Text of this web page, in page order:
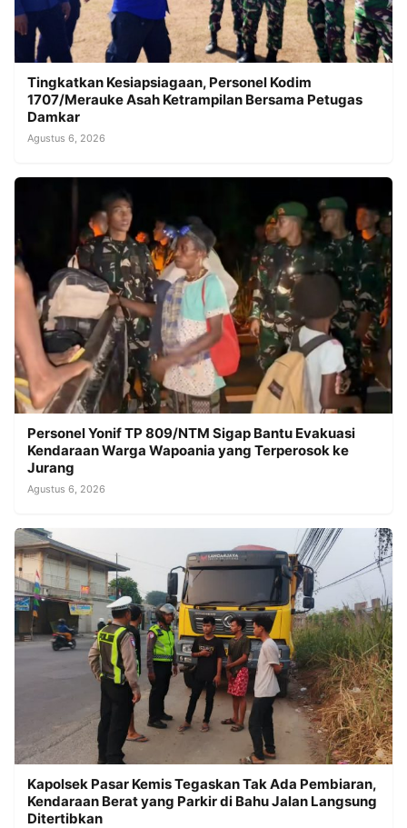
Tingkatkan Kesiapsiagaan, Personel Kodim
1707/Merauke Asah Ketrampilan Bersama Petugas
Damkar
Agustus 6, 2026
Personel Yonif TP 809/NTM Sigap Bantu Evakuasi
Kendaraan Warga Wapoania yang Terperosok ke
Jurang
Agustus 6, 2026
Kapolsek Pasar Kemis Tegaskan Tak Ada Pembiaran,
Kendaraan Berat yang Parkir di Bahu Jalan Langsung
Ditertibkan